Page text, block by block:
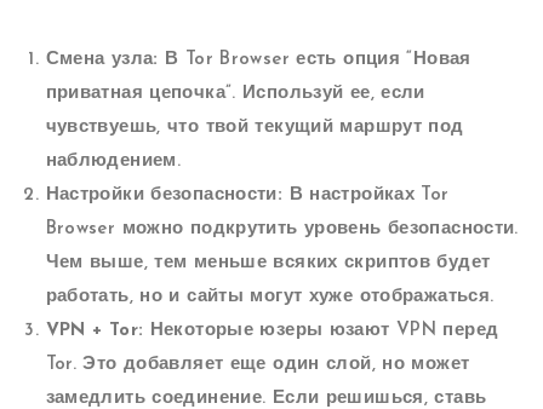
Смена узла: В Tor Browser есть опция “Новая
приватная цепочка”. Используй ее, если
чувствуешь, что твой текущий маршрут под
наблюдением.
Настройки безопасности: В настройках Tor
Browser можно подкрутить уровень безопасности.
Чем выше, тем меньше всяких скриптов будет
работать, но и сайты могут хуже отображаться.
VPN + Tor: Некоторые юзеры юзают VPN перед
Tor. Это добавляет еще один слой, но может
замедлить соединение. Если решишься, ставь